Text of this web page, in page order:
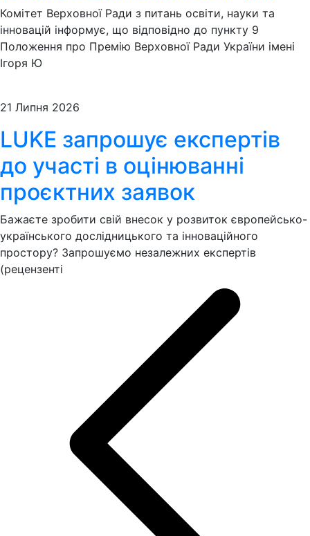
Комітет Верховної Ради з питань освіти, науки та
інновацій інформує, що відповідно до пункту 9
Положення про Премію Верховної Ради України імені
Ігоря Ю
21 Липня 2026
LUKE запрошує експертів
до участі в оцінюванні
проєктних заявок
Бажаєте зробити свій внесок у розвиток європейсько-
українського дослідницького та інноваційного
простору? Запрошуємо незалежних експертів
(рецензенті